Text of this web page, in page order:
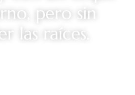
pero sin
las raíces.